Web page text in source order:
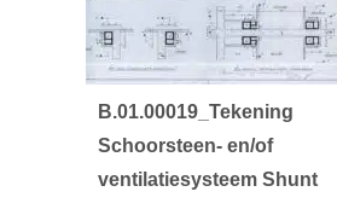
B.01.00019_Tekening
Schoorsteen- en/of
ventilatiesysteem Shunt